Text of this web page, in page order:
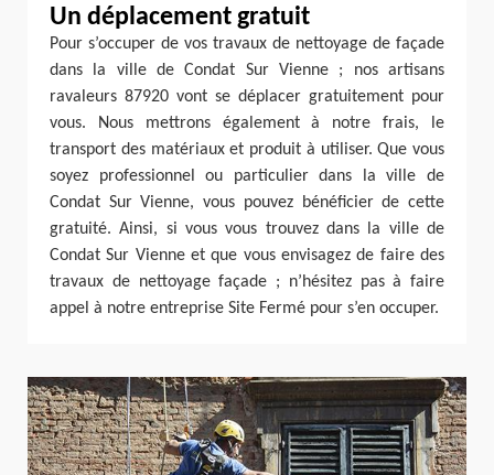
Un déplacement gratuit
Pour s’occuper de vos travaux de nettoyage de façade
dans la ville de Condat Sur Vienne ; nos artisans
ravaleurs 87920 vont se déplacer gratuitement pour
vous. Nous mettrons également à notre frais, le
transport des matériaux et produit à utiliser. Que vous
soyez professionnel ou particulier dans la ville de
Condat Sur Vienne, vous pouvez bénéficier de cette
gratuité. Ainsi, si vous vous trouvez dans la ville de
Condat Sur Vienne et que vous envisagez de faire des
travaux de nettoyage façade ; n’hésitez pas à faire
appel à notre entreprise Site Fermé pour s’en occuper.